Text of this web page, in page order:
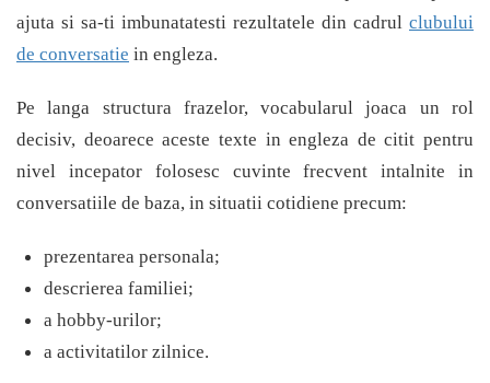
ajuta si sa-ti imbunatatesti rezultatele din cadrul clubului
de conversatie in engleza.
Pe langa structura frazelor, vocabularul joaca un rol
decisiv, deoarece aceste texte in engleza de citit pentru
nivel incepator folosesc cuvinte frecvent intalnite in
conversatiile de baza, in situatii cotidiene precum:
prezentarea personala;
descrierea familiei;
a hobby-urilor;
a activitatilor zilnice.